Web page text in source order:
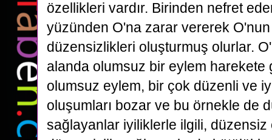
özellikleri vardır. Birinden nefret
yüzünden O'na zarar vererek O'nun
düzensizlikleri oluşturmuş olurlar.
alanda olumsuz bir eylem harekete
olumsuz eylem, bir çok düzenli ve
oluşumları bozar ve bu örnekle de
sağlayanlar iyiliklerle ilgili, düzensiz